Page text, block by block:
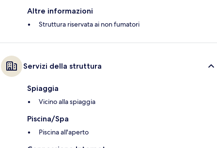
Altre informazioni
Struttura riservata ai non fumatori
Servizi della struttura
Spiaggia
Vicino alla spiaggia
Piscina/Spa
Piscina all'aperto